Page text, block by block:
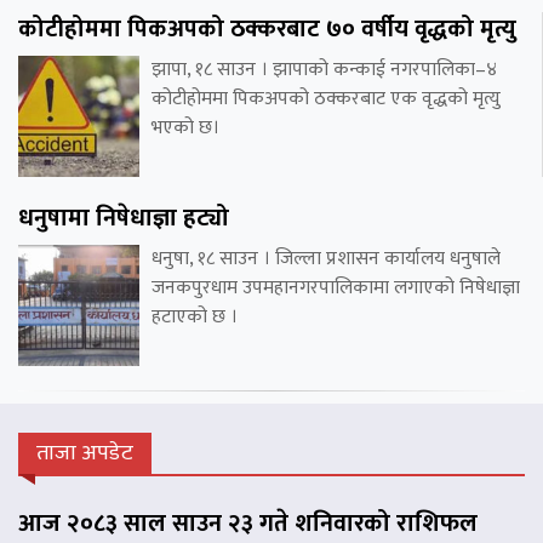
कोटीहोममा पिकअपको ठक्करबाट ७० वर्षीय वृद्धको मृत्यु
झापा, १८ साउन । झापाको कन्काई नगरपालिका–४
कोटीहोममा पिकअपको ठक्करबाट एक वृद्धको मृत्यु
भएको छ।
धनुषामा निषेधाज्ञा हट्यो
धनुषा, १८ साउन । जिल्ला प्रशासन कार्यालय धनुषाले
जनकपुरधाम उपमहानगरपालिकामा लगाएको निषेधाज्ञा
हटाएको छ ।
ताजा अपडेट
आज २०८३ साल साउन २३ गते शनिवारको राशिफल